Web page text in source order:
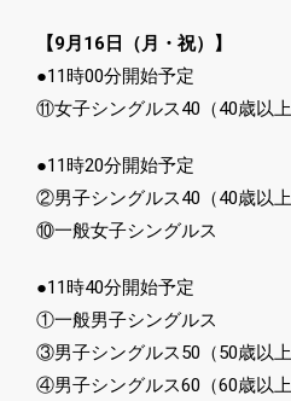
【9月16日（月・祝）】
●11時00分開始予定
⑪女子シングルス40（40歳以上
●11時20分開始予定
②男子シングルス40（40歳以上
⑩一般女子シングルス
●11時40分開始予定
①一般男子シングルス
③男子シングルス50（50歳以上
④男子シングルス60（60歳以上